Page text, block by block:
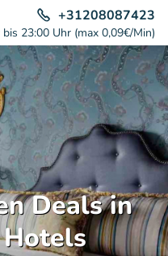
+31208087423
bis 23:00 Uhr (max 0,09€/Min)
Deals in